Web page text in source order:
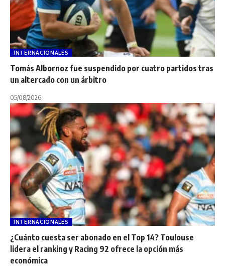
INTERNACIONALES
Tomás Albornoz fue suspendido por cuatro partidos tras
un altercado con un árbitro
05/08/2026
INTERNACIONALES
¿Cuánto cuesta ser abonado en el Top 14? Toulouse
lidera el ranking y Racing 92 ofrece la opción más
económica